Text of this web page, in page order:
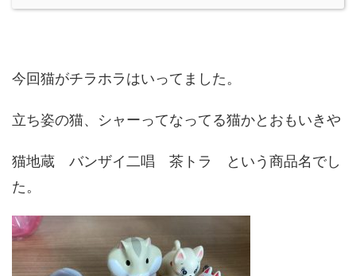
今回猫がチラホラはいってました。
立ち姿の猫、シャーってなってる猫かとおもいきや
猫地蔵 バンザイ二唱 茶トラ という商品名でし
た。